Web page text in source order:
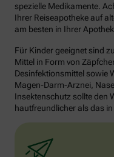
spezielle Medikamente.
Ihrer Reiseapotheke auf
am besten in Ihrer
Für Kinder geeignet sind
Mittel in Form von
Desinfektionsmittel sowie
Magen-Darm-Arznei,
Insektenschutz sollte den
hautfreundlicher als das in